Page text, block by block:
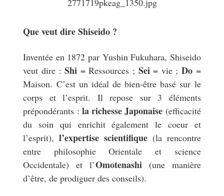
Que veut dire Shiseido ?
Inventée en 1872 par Yushin Fukuhara, Shiseido
veut dire :Shi = Ressources ; Sei= vie ;Do =
Maison. C’est un idéal de bien-être basé sur le
corps et l’esprit. Il repose sur 3 éléments
prépondérants : la richesse Japonaise (efficacité
du soin qui enrichit également le coeur et
l’esprit),l’expertise scientifique (la rencontre
entre philosophie Orientale et science
Occidentale) et l’Omotenashi(une manière
d’être, de prodiguer des conseils).